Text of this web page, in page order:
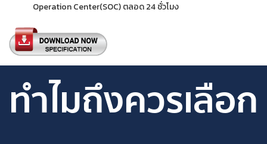
Operation Center(SOC) ตลอด 24 ชั่วโมง
ทำไมถึงควรเลือก